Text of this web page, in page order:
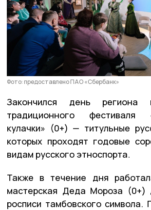
Фото: предоставлено ПАО «Сбербанк»
Закончился день региона
традиционного фестиваля
кулачки» (0+) — титульные
которых проходят годовые
видам русского этноспорта.
Также в течение дня
мастерская Деда Мороза (0+)
росписи тамбовского символа.